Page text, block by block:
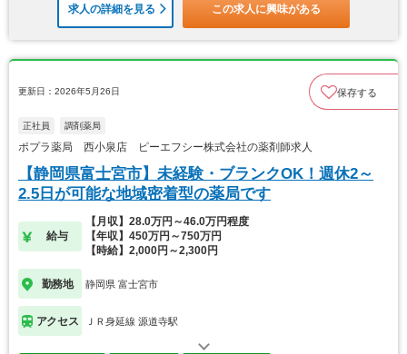
求人の詳細を見る この求人に興味がある
更新日：2026年5月26日 保存する
正社員 調剤薬局
ポプラ薬局 西小泉店 ピーエフシー株式会社の薬剤師求人
【静岡県富士宮市】未経験・ブランクOK！週休2～
2.5日が可能な地域密着型の薬局です
給与
【月収】28.0万円～46.0万円程度
【年収】450万円～750万円
【時給】2,000円～2,300円
勤務地 静岡県 富士宮市
アクセス ＪＲ身延線 源道寺駅